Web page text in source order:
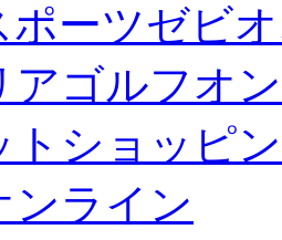
ポーツゼビ
アゴルフオ
トショッピ
ンライン